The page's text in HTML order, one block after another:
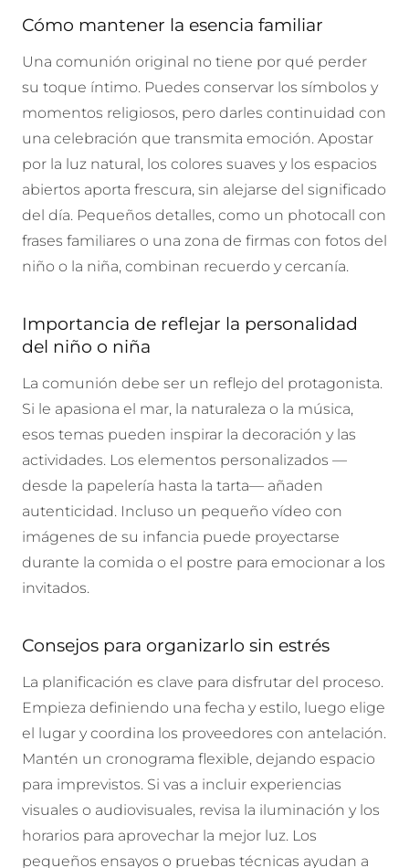
Cómo mantener la esencia familiar
Una comunión original no tiene por qué perder
su toque íntimo. Puedes conservar los símbolos y
momentos religiosos, pero darles continuidad con
una celebración que transmita emoción. Apostar
por la luz natural, los colores suaves y los espacios
abiertos aporta frescura, sin alejarse del significado
del día. Pequeños detalles, como un photocall con
frases familiares o una zona de firmas con fotos del
niño o la niña, combinan recuerdo y cercanía.
Importancia de reflejar la personalidad
del niño o niña
La comunión debe ser un reflejo del protagonista.
Si le apasiona el mar, la naturaleza o la música,
esos temas pueden inspirar la decoración y las
actividades. Los elementos personalizados —
desde la papelería hasta la tarta— añaden
autenticidad. Incluso un pequeño vídeo con
imágenes de su infancia puede proyectarse
durante la comida o el postre para emocionar a los
invitados.
Consejos para organizarlo sin estrés
La planificación es clave para disfrutar del proceso.
Empieza definiendo una fecha y estilo, luego elige
el lugar y coordina los proveedores con antelación.
Mantén un cronograma flexible, dejando espacio
para imprevistos. Si vas a incluir experiencias
visuales o audiovisuales, revisa la iluminación y los
horarios para aprovechar la mejor luz. Los
pequeños ensayos o pruebas técnicas ayudan a